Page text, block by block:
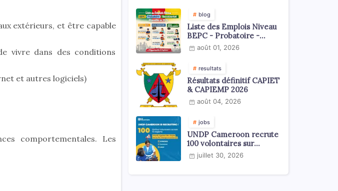
extérieurs, et être capable
vivre dans des conditions
et autres logiciels)
comportementales. Les
blog
Liste des Emplois Niveau
BEPC - Probatoire -
Baccalauréat dispoblible
en 2026
août 01, 2026
resultats
Résultats définitif CAPIET
& CAPIEMP 2026
août 04, 2026
jobs
UNDP Cameroon recrute
100 volontaires sur
l'échelle du territoire
national
juillet 30, 2026